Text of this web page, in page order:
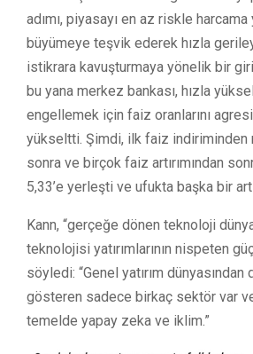
adımı, piyasayı en az riskle
büyümeye teşvik ederek hızla
istikrara kavuşturmaya yönelik bir
bu yana merkez bankası, hızla
engellemek için faiz oranlarını
yükseltti. Şimdi, ilk faiz indiriminden
sonra ve birçok faiz artırımından
5,33’e yerleşti ve ufukta başka bir
Kann, “gerçeğe dönen teknoloji
teknolojisi yatırımlarının nispeten
söyledi: “Genel yatırım
gösteren sadece birkaç sektör var
temelde yapay zeka ve iklim.”